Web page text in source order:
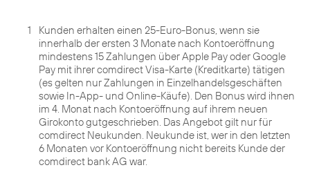
1
Kunden erhalten einen 25-Euro-Bonus, wenn sie
innerhalb der ersten 3 Monate nach Kontoeröffnung
mindestens 15 Zahlungen über Apple Pay oder Google
Pay mit ihrer comdirect Visa-Karte (Kreditkarte) tätigen
(es gelten nur Zahlungen in Einzelhandelsgeschäften
sowie In-App- und Online-Käufe). Den Bonus wird ihnen
im 4. Monat nach Kontoeröffnung auf ihrem neuen
Girokonto gutgeschrieben. Das Angebot gilt nur für
comdirect Neukunden. Neukunde ist, wer in den letzten
6 Monaten vor Kontoeröffnung nicht bereits Kunde der
comdirect bank AG war.